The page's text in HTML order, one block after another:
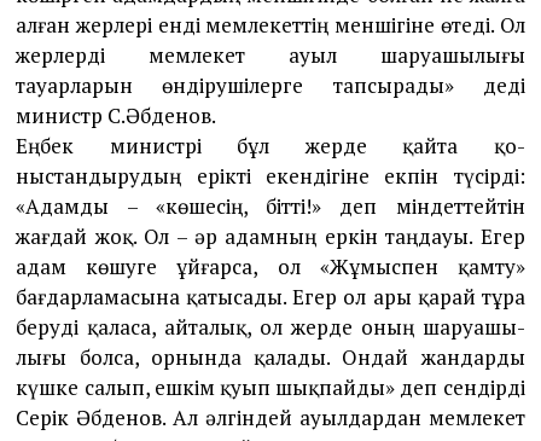
алған жерлері енді мемлекеттің меншігіне өтеді. Ол
жер­лерді мемлекет ауыл шаруа­шылығы
тауарларын өндірушілерге тап­сы­рады» деді
министр С.Әбденов.
Ең­бек министрі бұл жерде қайта қо­
ныстандырудың ерікті екендігіне екпін түсірді:
«Адамды – «көшесің, бітті!» деп міндеттейтін
жағдай жоқ. Ол – әр адамның еркін таңдауы. Егер
адам көшуге ұйғарса, ол «Жұмыспен қамту»
бағдарламасына қатысады. Егер ол ары қарай тұра
беруді қаласа, айталық, ол жерде оның шаруашы­
лығы болса, орнында қалады. Ондай жан­дарды
күшке салып, ешкім қуып шық­пай­ды» деп сендірді
Серік Әб­де­нов. Ал әл­гіндей ауылдардан мемлекет